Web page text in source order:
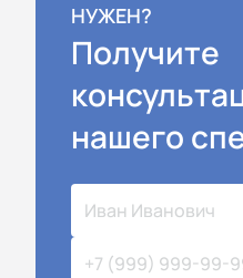
НУЖЕН?
Получите
нашего